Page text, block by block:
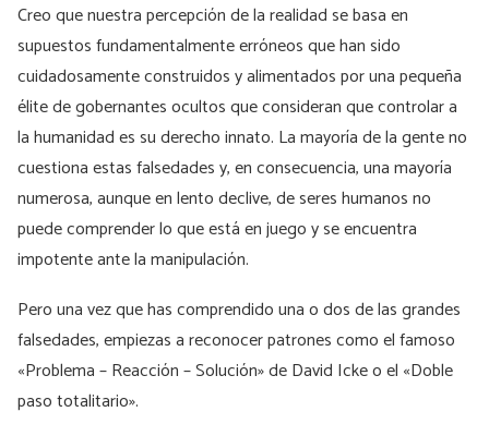
Creo que nuestra percepción de la realidad se basa en
supuestos fundamentalmente erróneos que han sido
cuidadosamente construidos y alimentados por una pequeña
élite de gobernantes ocultos que consideran que controlar a
la humanidad es su derecho innato. La mayoría de la gente no
cuestiona estas falsedades y, en consecuencia, una mayoría
numerosa, aunque en lento declive, de seres humanos no
puede comprender lo que está en juego y se encuentra
impotente ante la manipulación.
Pero una vez que has comprendido una o dos de las grandes
falsedades, empiezas a reconocer patrones como el famoso
«Problema – Reacción – Solución» de David Icke o el «Doble
paso totalitario».